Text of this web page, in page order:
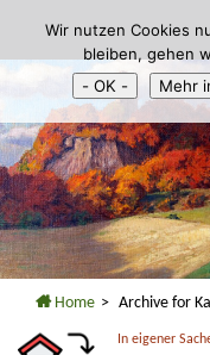
Zum Inhalt springen
Home > Archive for
In eigener
Wir nutzen Cookies
bleiben, gehen
- OK -
Mehr